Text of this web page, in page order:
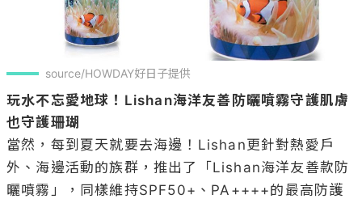
source/HOWDAY好日子提供
玩水不忘愛地球！Lishan海洋友善防曬噴霧守護肌膚
也守護珊瑚
當然，每到夏天就要去海邊！Lishan更針對熱愛戶
外、海邊活動的族群，推出了「Lishan海洋友善款防
曬噴霧」，同樣維持SPF50+、PA++++的最高防護